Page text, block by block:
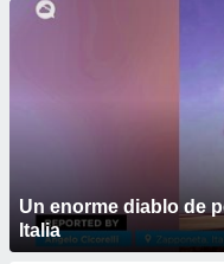
Un enorme diablo de
Italia